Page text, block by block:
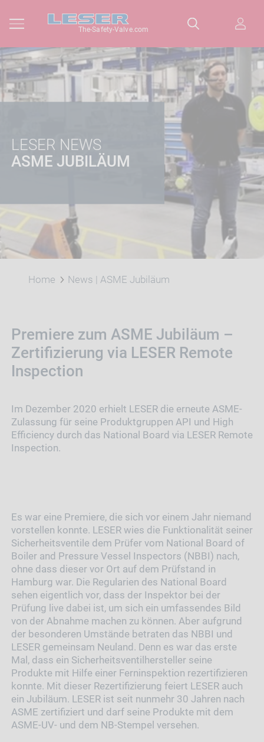
The-Safety-Valve.com
LESER NEWS
ASME JUBILÄUM
Home News | ASME Jubiläum
Premiere zum ASME Jubiläum –
Zertifizierung via LESER Remote
Inspection
Im Dezember 2020 erhielt LESER die erneute ASME-
Zulassung für seine Produktgruppen API und High
Efficiency durch das National Board via LESER Remote
Inspection.
Es war eine Premiere, die sich vor einem Jahr niemand
vorstellen konnte. LESER wies die Funktionalität seiner
Sicherheitsventile dem Prüfer vom National Board of
Boiler and Pressure Vessel Inspectors (NBBI) nach,
ohne dass dieser vor Ort auf dem Prüfstand in
Hamburg war. Die Regularien des National Board
sehen eigentlich vor, dass der Inspektor bei der
Prüfung live dabei ist, um sich ein umfassendes Bild
von der Abnahme machen zu können. Aber aufgrund
der besonderen Umstände betraten das NBBI und
LESER gemeinsam Neuland. Denn es war das erste
Mal, dass ein Sicherheitsventilhersteller seine
Produkte mit Hilfe einer Ferninspektion rezertifizieren
konnte. Mit dieser Rezertifizierung feiert LESER auch
ein Jubiläum. LESER ist seit nunmehr 30 Jahren nach
ASME zertifiziert und darf seine Produkte mit dem
ASME-UV- und dem NB-Stempel versehen.